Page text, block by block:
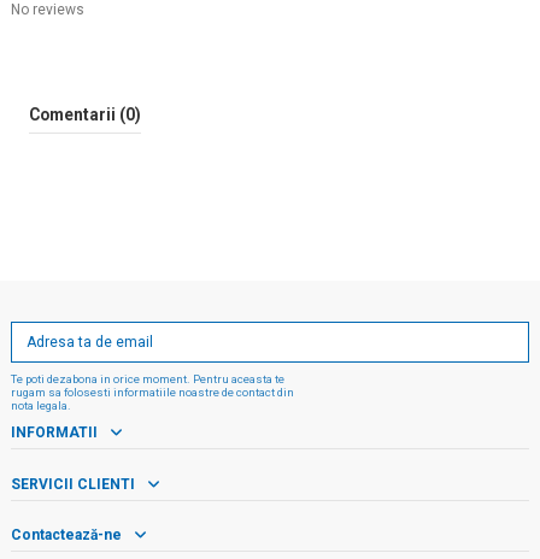
No reviews
Comentarii (0)
Te poti dezabona in orice moment. Pentru aceasta te
rugam sa folosesti informatiile noastre de contact din
nota legala.
INFORMATII
SERVICII CLIENTI
Contactează-ne